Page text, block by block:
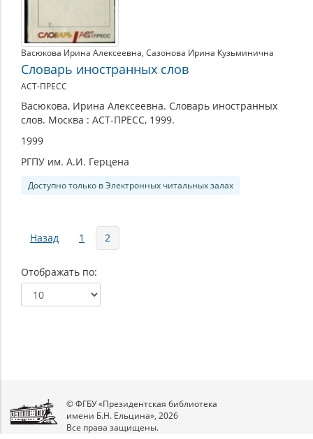
Васюкова Ирина Алексеевна, Сазонова Ирина Кузьминична
Словарь иностранных слов
АСТ-ПРЕСС
Васюкова, Ирина Алексеевна. Словарь иностранных
слов. Москва : АСТ-ПРЕСС, 1999.
1999
РГПУ им. А.И. Герцена
Доступно только в Электронных читальных залах
Страницы
Назад 1 2
Отображать по
© ФГБУ «Президентская библиотека
имени Б.Н. Ельцина», 2026
Все права защищены.